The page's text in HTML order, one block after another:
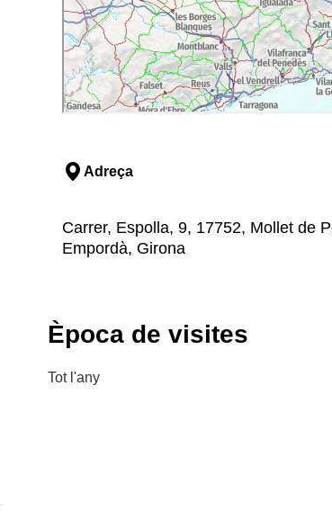
Adreça
Carrer, Espolla, 9, 17752, Mollet de
Empordà, Girona
Època de visites
Tot l'any